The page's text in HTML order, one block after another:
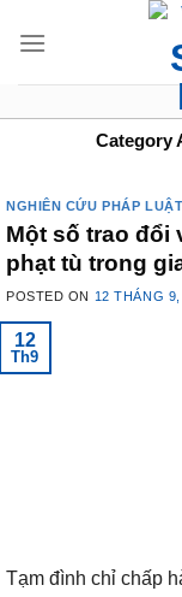
Category
NGHIÊN CỨU PHÁP LUẬT
Một số trao đổi
phạt tù trong
POSTED ON 12 THÁNG
12
Th9
Tạm đình chỉ chấp